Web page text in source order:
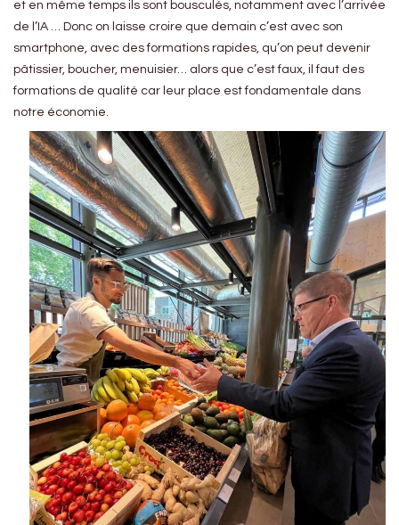
et en même temps ils sont bousculés, notamment avec l’arrivée
de l’IA … Donc on laisse croire que demain c’est avec son
smartphone, avec des formations rapides, qu’on peut devenir
pâtissier, boucher, menuisier… alors que c’est faux, il faut des
formations de qualité car leur place est fondamentale dans
notre économie.